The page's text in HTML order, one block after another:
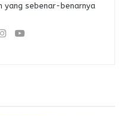
yang sebenar-benarnya